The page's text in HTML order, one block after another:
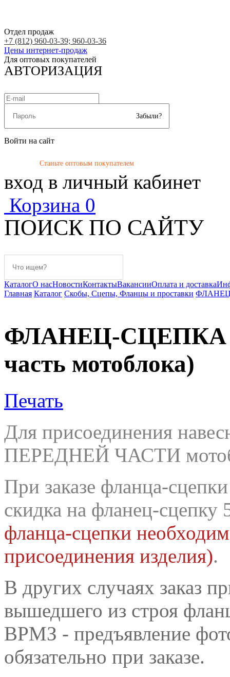
Отдел продаж
+7 (812) 960-03-39; 960-03-36
Цены интернет-продаж
Для оптовых покупателей
АВТОРИЗАЦИЯ
Забыли?
Войти на сайт
Станьте оптовым покупателем
вход в личный кабинет
Корзина 0
ПОИСК ПО САЙТУ
КаталогО насНовостиКонтактыВакансииОплата и доставка
Главная Каталог Скобы, Сцепы, Фланцы и проставки ФЛАНЕЦ-
ФЛАНЕЦ-СЦЕПКА
часть мотоблока)
Печать
Для присоединения
ПЕРЕДНЕЙ ЧАСТИ
При заказе фланца-
скидка на фланец-сцепку
фланца-сцепки
присоединения изделия).
В других случаях заказ
вышедшего из строя
ВРМЗ - предъявление
обязательно при заказе.